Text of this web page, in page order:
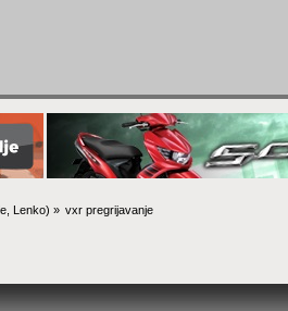
Lenko) » vxr pregrijavanje